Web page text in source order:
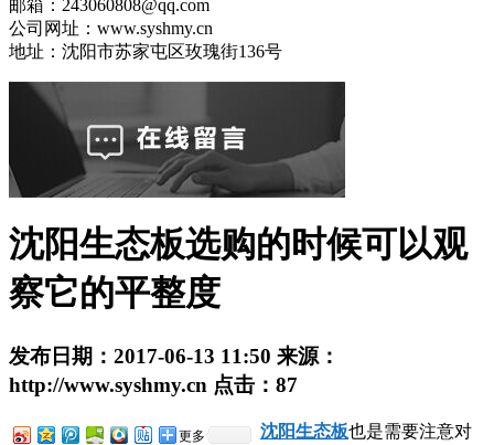
邮箱：243060808@qq.com
公司网址：www.syshmy.cn
地址：沈阳市苏家屯区玫瑰街136号
沈阳生态板选购的时候可以观
察它的平整度
发布日期： 2017-06-13 11:50 来源：
http://www.syshmy.cn 点击： 87
更多 沈阳生态板也是需要注意对